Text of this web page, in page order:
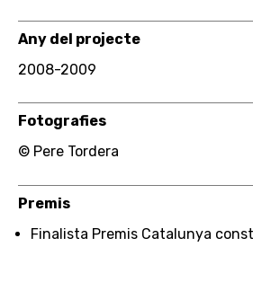
Any del projecte
2008-2009
Fotografies
© Pere Tordera
Premis
Finalista Premis Catalunya